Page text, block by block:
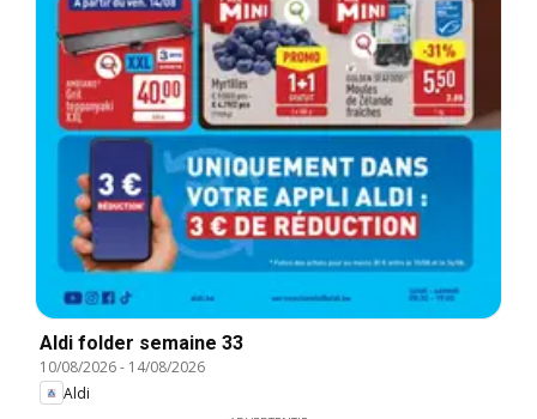
Aldi folder semaine 33
10/08/2026- 14/08/2026
Aldi